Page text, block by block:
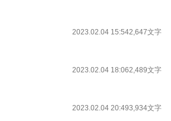
2023.02.04 15:542,647文字
2023.02.04 18:062,489文字
2023.02.04 20:493,934文字